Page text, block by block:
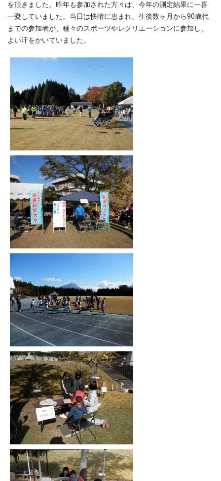
を頂きました。昨年も参加された方々は、今年の測定結果に一喜
一憂していました。当日は快晴に恵まれ、生後数ヶ月から90歳代
までの参加者が、種々のスポーツやレクリエーションに参加し、
よい汗をかいていました。